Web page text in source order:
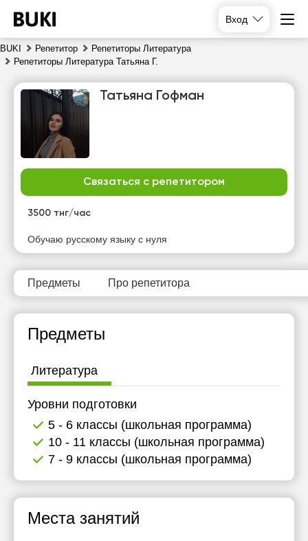
Вход
BUKI Репетитор
Репетиторы Литература
Репетиторы Литература Татьяна Г.
Татьяна Гофман
Связаться с репетитором
3500 тнг/час
Обучаю русскому языку с нуля
Предметы Про репетитора
Предметы
Литература
Уровни подготовки
5 - 6 классы (школьная программа)
10 - 11 классы (школьная программа)
7 - 9 классы (школьная программа)
Места занятий
вс
пн
11:00
11:30
12:00
17:30
18:00
11:00
11:30
12:00
свободных